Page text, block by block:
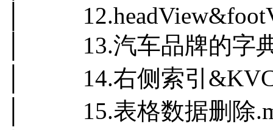
│
│ 13.汽车品牌的字典
│ 14.右侧索引&KVC
│ 15.表格数据删除